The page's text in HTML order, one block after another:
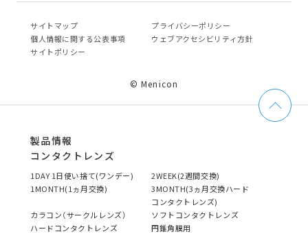
サイトマップ
プライバシーポリシー
個⼈情報に関する公表事項
ウェブアクセシビリティ方針
サイトポリシー
© Menicon
製品情報
コンタクトレンズ
1DAY 1日使い捨て(ワンデー)
2WEEK(2週間交換)
1MONTH(1ヵ月交換)
3MONTH(3ヵ月交換ハード
コンタクトレンズ)
カラコン（サークルレンズ）
ソフトコンタクトレンズ
ハードコンタクトレンズ
円錐角膜用